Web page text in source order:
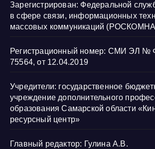
Зарегистрирован: Федеральной
в сфере связи, информационных
массовых коммуникаций
Регистрационный номер: СМИ ЭЛ
75564, от 12.04.2019
Учредители: государственное
учреждение дополнительного
образования Самарской области
ресурсный центр»
Главный редактор: Гулина А.В.